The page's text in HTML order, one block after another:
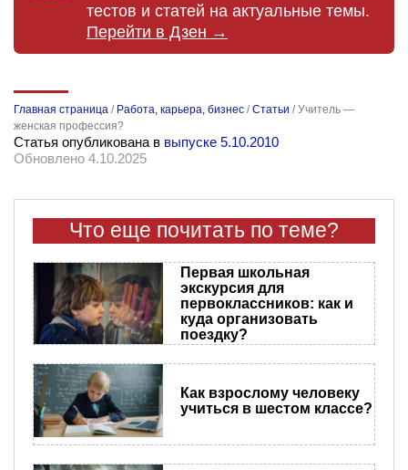
тестов и статей на актуальные темы.
Перейти в Дзен →
Главная страница / Работа, карьера, бизнес /Статьи /Учитель —
женская профессия?
Статья опубликована в выпуске 5.10.2010
Обновлено 4.10.2025
Что еще почитать по теме?
Первая школьная
экскурсия для
первоклассников: как и
куда организовать
поездку?
Как взрослому человеку
учиться в шестом классе?